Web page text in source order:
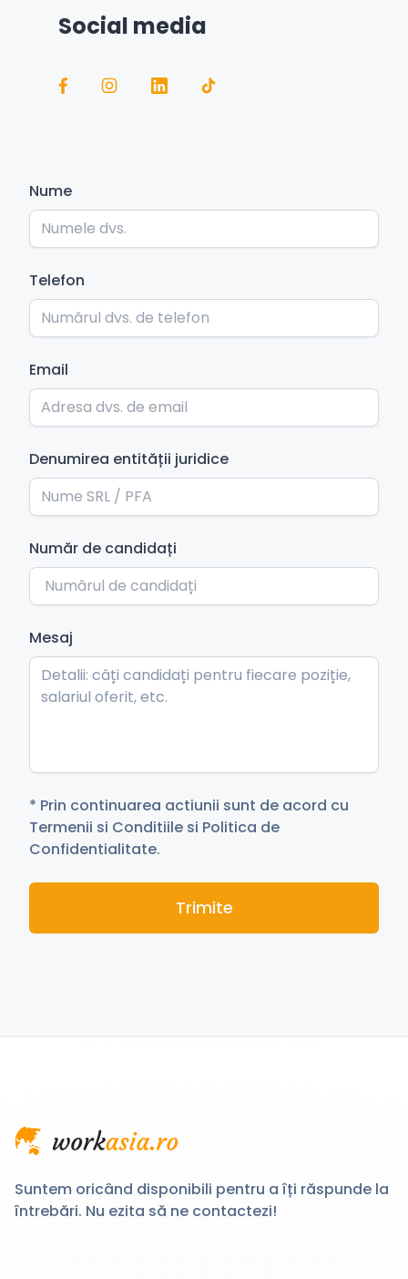
Social media
Nume
Telefon
Email
Denumirea entității juridice
Număr de candidați
Mesaj
* Prin continuarea actiunii sunt de acord cu
Termenii si Conditiile si Politica de
Confidentialitate.
Trimite
Suntem oricând disponibili pentru a îți răspunde la
întrebări. Nu ezita să ne contactezi!